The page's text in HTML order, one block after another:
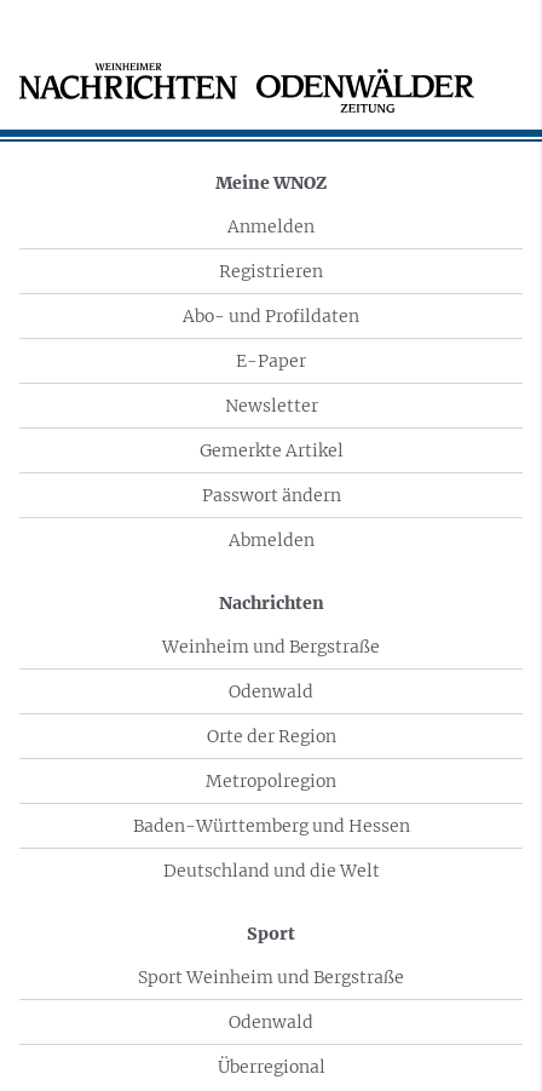
Meine WNOZ
Anmelden
Registrieren
Abo- und Profildaten
E-Paper
Newsletter
Gemerkte Artikel
Passwort ändern
Abmelden
Nachrichten
Weinheim und Bergstraße
Odenwald
Orte der Region
Metropolregion
Baden-Württemberg und Hessen
Deutschland und die Welt
Sport
Sport Weinheim und Bergstraße
Odenwald
Überregional